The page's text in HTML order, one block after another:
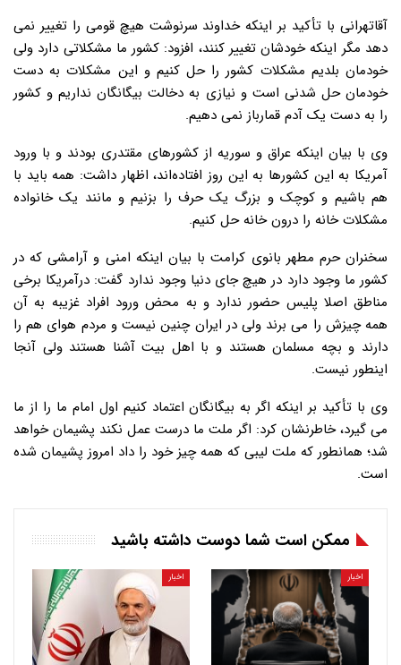
آقاتهرانی با تأکید بر اینکه خداوند سرنوشت هیچ قومی را تغییر نمی
دهد مگر اینکه خودشان تغییر کنند، افزود: کشور ما مشکلاتی دارد ولی
خودمان بلدیم مشکلات کشور را حل کنیم و این مشکلات به دست
خودمان حل شدنی است و نیازی به دخالت بیگانگان نداریم و کشور
را به دست یک آدم قمارباز نمی دهیم.
وی با بیان اینکه عراق و سوریه از کشورهای مقتدری بودند و با ورود
آمریکا به این کشورها به این روز افتاده‌اند، اظهار داشت: همه باید با
هم باشیم و کوچک و بزرگ یک حرف را بزنیم و مانند یک خانواده
مشکلات خانه را درون خانه حل کنیم.
سخنران حرم مطهر بانوی کرامت با بیان اینکه امنی و آرامشی که در
کشور ما وجود دارد در هیچ جای دنیا وجود ندارد گفت: درآمریکا برخی
مناطق اصلا پلیس حضور ندارد و به محض ورود افراد غزیبه به آن
همه چیزش را می برند ولی در ایران چنین نیست و مردم هوای هم را
دارند و بچه مسلمان هستند و با اهل بیت آشنا هستند ولی آنجا
اینطور نیست.
وی با تأکید بر اینکه اگر به بیگانگان اعتماد کنیم اول امام ما را از ما
می گیرد، خاطرنشان کرد: اگر ملت ما درست عمل نکند پشیمان خواهد
شد؛ همانطور که ملت لیبی که همه چیز خود را داد امروز پشیمان شده
است.
ممکن است شما دوست داشته باشید
اخبار اخبار